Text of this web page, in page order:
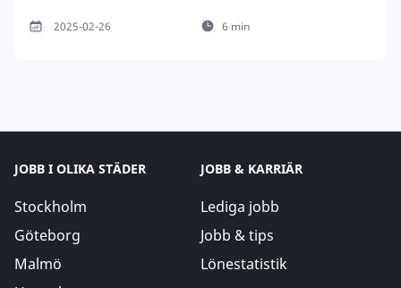
2025-02-26 6 min
JOBB I OLIKA STÄDER
Stockholm
Göteborg
Malmö
JOBB & KARRIÄR
Lediga jobb
Jobb & tips
Lönestatistik